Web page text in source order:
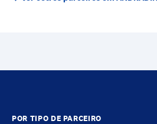
POR TIPO DE PARCEIRO